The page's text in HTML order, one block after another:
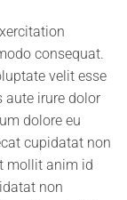
consequat.
velit esse
aute irure dolor
dolore eu
cupidatat non
mollit anim id
non